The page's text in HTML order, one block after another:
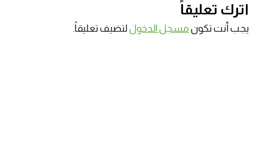
اترك تعليقاً
يجب أنت تكون مسجل الدخوللتضيف تعليقاً.